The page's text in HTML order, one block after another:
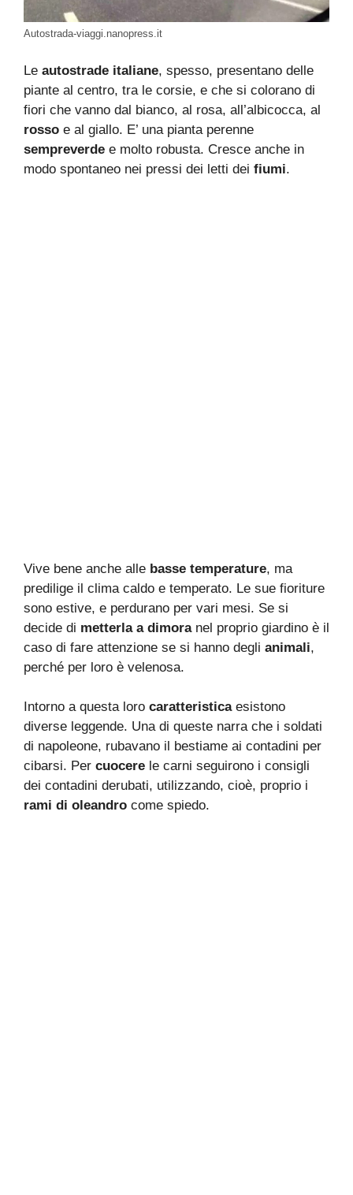
Autostrada-viaggi.nanopress.it
Le autostrade italiane, spesso, presentano delle
piante al centro, tra le corsie, e che si colorano di
fiori che vanno dal bianco, al rosa, all’albicocca, al
rosso e al giallo. E’ una pianta perenne
sempreverde e molto robusta. Cresce anche in
modo spontaneo nei pressi dei letti dei fiumi.
Vive bene anche alle basse temperature, ma
predilige il clima caldo e temperato. Le sue fioriture
sono estive, e perdurano per vari mesi. Se si
decide di metterla a dimoranel proprio giardino è il
caso di fare attenzione se si hanno degli animali,
perché per loro è velenosa.
Intorno a questa loro caratteristicaesistono
diverse leggende. Una di queste narra che i soldati
di napoleone, rubavano il bestiame ai contadini per
cibarsi. Per cuocere le carni seguirono i consigli
dei contadini derubati, utilizzando, cioè, proprio i
rami di oleandro come spiedo.